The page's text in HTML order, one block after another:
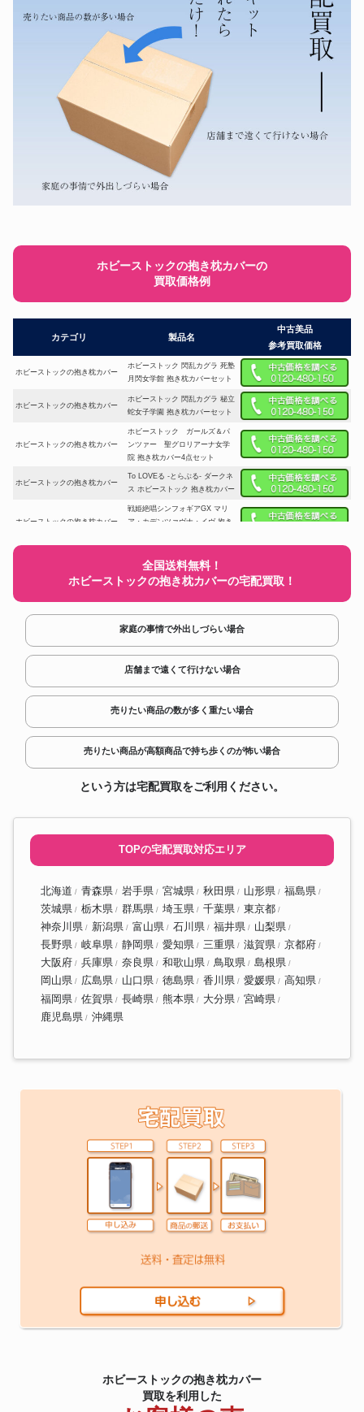
ホビーストックの抱き枕カバーの
買取価格例
カテゴリ 製品名
中古美品
参考買取価格
ホビーストックの抱き枕カバー
ホビーストック 閃乱カグラ 死塾
月閃女学館 抱き枕カバーセット
ホビーストックの抱き枕カバー
ホビーストック 閃乱カグラ 秘立
蛇女子学園 抱き枕カバーセット
ホビーストックの抱き枕カバー
ホビーストック ガールズ＆パ
ンツァー 聖グロリアーナ女学
院 抱き枕カバー4点セット
ホビーストックの抱き枕カバー
To LOVEる -とらぶる- ダークネ
ス ホビーストック 抱き枕カバー
ホビーストックの抱き枕カバー
戦姫絶唱シンフォギアGX マリ
ア・カデンツァヴナ・イヴ 抱き
バー ホビーストック
ホビーストックの抱き枕カバー
ホビーストック ばくお
ホビーストックの抱き枕カバー
ホビーストック 落第騎士の英雄
枕カバー
ホビーストックの抱き枕カバー
戦姫絶唱シンフォギアGX 小日向
未来 抱き枕カバー HOBBY
ホビーストックの抱き枕カバー
全国送料無料！
ホビーストックの抱き枕カバーの宅配買取！
家庭の事情で外出しづらい場合
店舗まで遠くて行けない場合
売りたい商品の数が多く重たい場合
売りたい商品が高額商品で持ち歩くのが怖い場合
という方は宅配買取をご利用ください。
TOPの宅配買取対応エリア
北海道 青森県 岩手県 宮城県 秋田県 山形県
福島県
茨城県
栃木県 群馬県 埼玉県 千葉県
東京都
神奈川県
新潟県 富山県 石川県 福井県
山梨県
長野県
岐阜県 静岡県 愛知県 三重県 滋賀県
京都府
大阪府
兵庫県 奈良県 和歌山県 鳥取県
島根県
岡山県
広島県 山口県 徳島県 香川県 愛媛県
高知県
福岡県
佐賀県 長崎県 熊本県 大分県
宮崎県
鹿児島県
沖縄県
ホビーストックの抱き枕カバー
買取を利用した